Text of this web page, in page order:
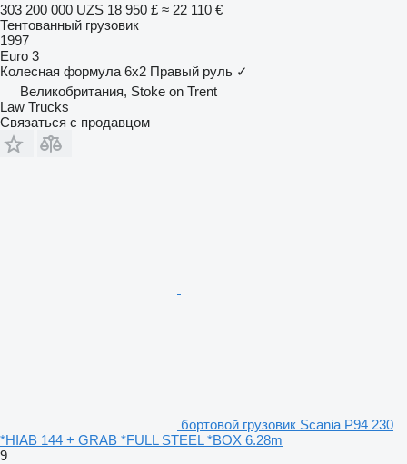
303 200 000 UZS 18 950 £ ≈ 22 110 €
Тентованный грузовик
1997
Euro 3
Колесная формула 6x2 Правый руль ✓
Великобритания, Stoke on Trent
Law Trucks
Связаться с продавцом
бортовой грузовик Scania P94 230
*HIAB 144 + GRAB *FULL STEEL *BOX 6.28m
9